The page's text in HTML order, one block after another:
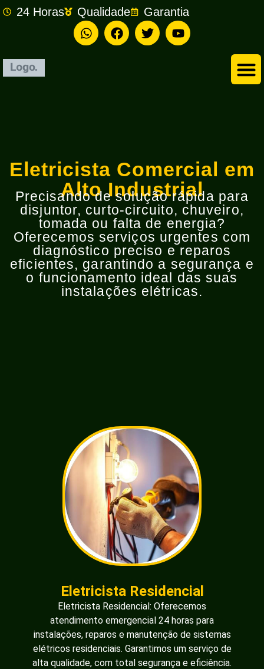
24 Horas Qualidade Garantia
Eletricista Comercial em
Alto Industrial
Precisando de solução rápida para
disjuntor, curto-circuito, chuveiro,
tomada ou falta de energia?
Oferecemos serviços urgentes com
diagnóstico preciso e reparos
eficientes, garantindo a segurança e
o funcionamento ideal das suas
instalações elétricas.
Eletricista Residencial
Eletricista Residencial: Oferecemos
atendimento emergencial 24 horas para
instalações, reparos e manutenção de sistemas
elétricos residenciais. Garantimos um serviço de
alta qualidade, com total segurança e eficiência.